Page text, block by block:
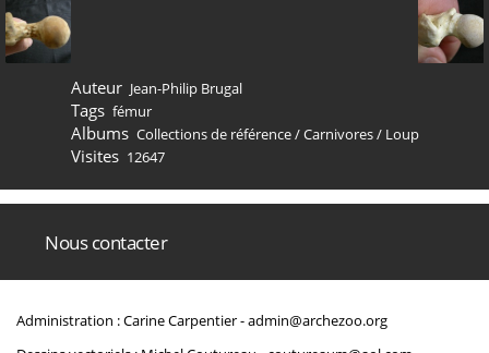
Auteur Jean-Philip Brugal
Tags fémur
Albums Collections de référence/Carnivores/ Loup
Visites 12647
Nous contacter
Administration : Carine Carpentier -admin@archezoo.org